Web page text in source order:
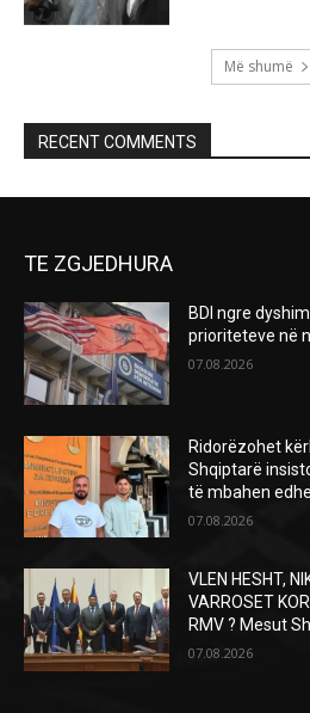
Më shumë
RECENT COMMENTS
TE ZGJEDHURA
BDI ngre
prioriteteve në
07.08.2026
Ridorëzohet
Shqiptarë
të mbahen
07.08.2026
VLEN HESHT,
VARROSET
RMV ? Mesut
07.08.2026